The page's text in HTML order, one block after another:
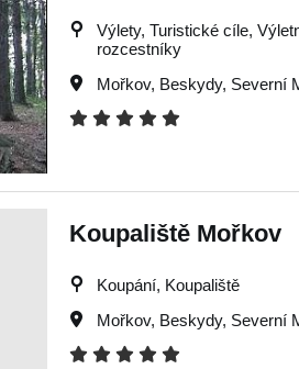
Výlety, Turistické cíle,
rozcestníky
Mořkov, Beskydy, Severní
Koupaliště Mořkov
Koupání, Koupaliště
Mořkov, Beskydy, Severní